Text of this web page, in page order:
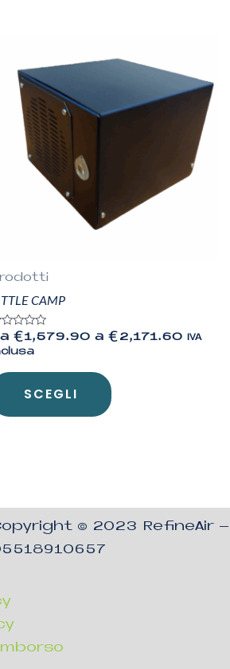
CAMP
€1,579.90 a € 2,171.60
IVA
SCEGLI
© 2023 RefineAir